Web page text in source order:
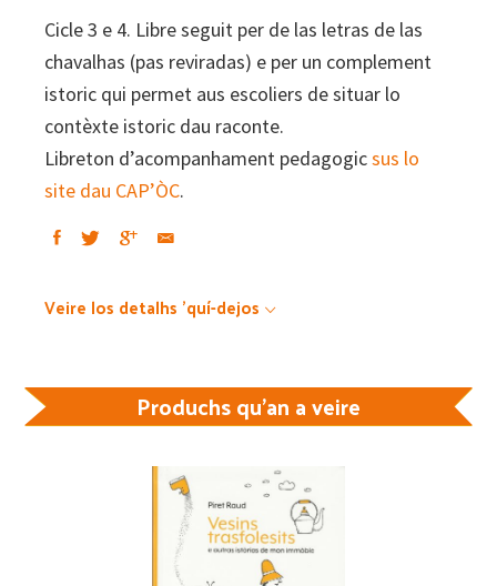
Cicle 3 e 4. Libre seguit per de las letras de las
chavalhas (pas reviradas) e per un complement
istoric qui permet aus escoliers de situar lo
contèxte istoric dau raconte.
Libreton d’acompanhament pedagogicsus lo
site dau CAP’ÒC.
Veire los detalhs 'quí-dejos
Produchs qu'an a veire